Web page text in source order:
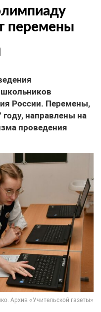
перемены
России. Перемены,
направлены на
проведения
Архив «Учительской газеты»